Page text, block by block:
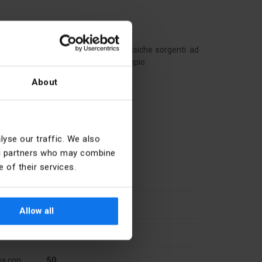
About
our traffic. We also
who may combine
of their services.
Allow all
fino all'80% rispetto alle classiche sorgenti ad
per quello domestico, ad esempio:
Grazie a ciò non è necessario un avviatore o un